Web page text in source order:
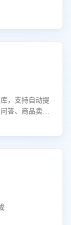
，支持自动提
答、商品卖点